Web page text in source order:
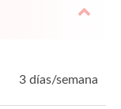
3 días/semana